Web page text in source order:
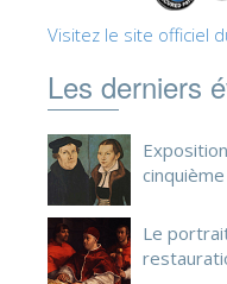
Visitez le site officiel
Les derniers
cinquième
Le